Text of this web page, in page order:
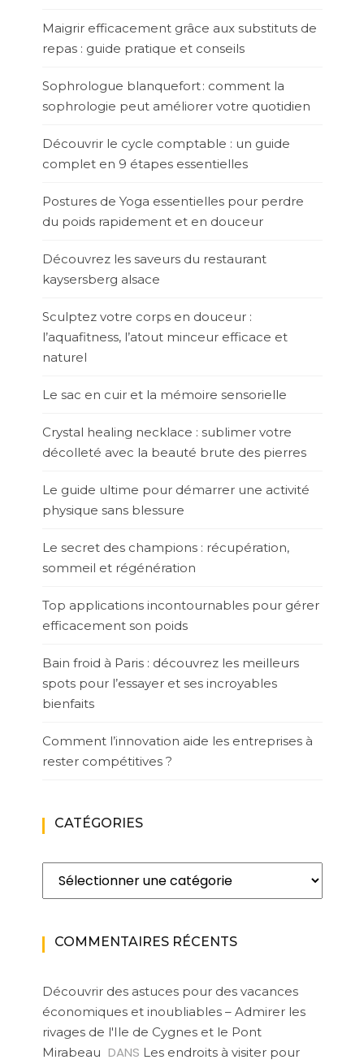
Maigrir efficacement grâce aux substituts de
repas : guide pratique et conseils
Sophrologue blanquefort : comment la
sophrologie peut améliorer votre quotidien
Découvrir le cycle comptable : un guide
complet en 9 étapes essentielles
Postures de Yoga essentielles pour perdre
du poids rapidement et en douceur
Découvrez les saveurs du restaurant
kaysersberg alsace
Sculptez votre corps en douceur :
l’aquafitness, l’atout minceur efficace et
naturel
Le sac en cuir et la mémoire sensorielle
Crystal healing necklace : sublimer votre
décolleté avec la beauté brute des pierres
Le guide ultime pour démarrer une activité
physique sans blessure
Le secret des champions : récupération,
sommeil et régénération
Top applications incontournables pour gérer
efficacement son poids
Bain froid à Paris : découvrez les meilleurs
spots pour l’essayer et ses incroyables
bienfaits
Comment l’innovation aide les entreprises à
rester compétitives ?
CATÉGORIES
Catégories
COMMENTAIRES RÉCENTS
Découvrir des astuces pour des vacances
économiques et inoubliables – Admirer les
rivages de l'Ile de Cygnes et le Pont
Mirabeau DANS Les endroits à visiter pour